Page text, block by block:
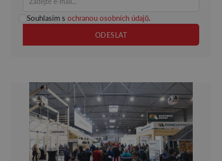
Souhlasím sochranou osobních údajů.